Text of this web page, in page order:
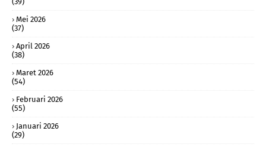
Mei 2026
(37)
April 2026
(38)
Maret 2026
(54)
Februari 2026
(55)
Januari 2026
(29)